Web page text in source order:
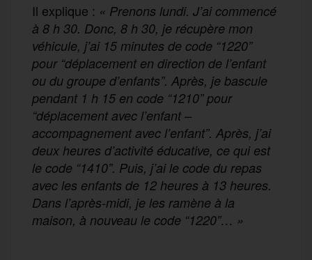
Il explique : « Prenons lundi. J’ai commencé
à 8 h 30. Donc, 8 h 30, je récupère mon
véhicule, j’ai 15 minutes de code “1220”
pour “déplacement en direction de l’enfant
ou du groupe d’enfants”. Après, je bascule
pendant 1 h 15 en code “1210” pour
“déplacement avec l’enfant –
accompagnement avec l’enfant”. Après, j’ai
deux heures d’activité éducative, ce qui est
le code “1410”. Puis, j’ai le code du repas
avec les enfants de 12 heures à 13 heures.
Dans l’après-midi, je les ramène à la
maison, à nouveau le code “1220”… »